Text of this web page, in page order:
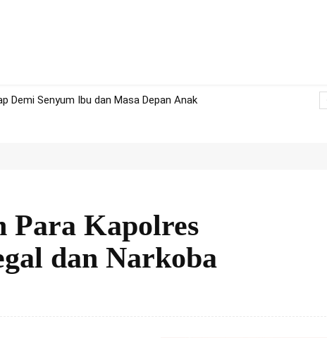
Demi Senyum Ibu dan Masa Depan Anak
Para Kapolres
dan Narkoba